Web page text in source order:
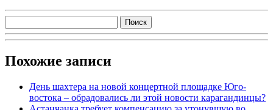
Похожие записи
День шахтера на новой концертной площадке Юго-
востока – обрадовались ли этой новости карагандинцы?